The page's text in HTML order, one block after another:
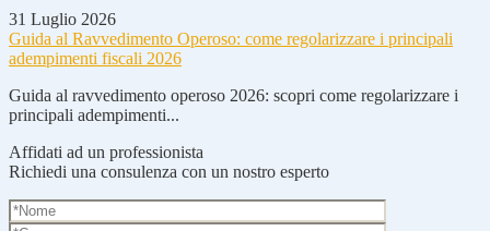
31 Luglio 2026
Guida al Ravvedimento Operoso: come regolarizzare i principali
adempimenti fiscali 2026
Guida al ravvedimento operoso 2026: scopri come regolarizzare i
principali adempimenti...
Affidati ad un professionista
Richiedi una consulenza con un nostro esperto